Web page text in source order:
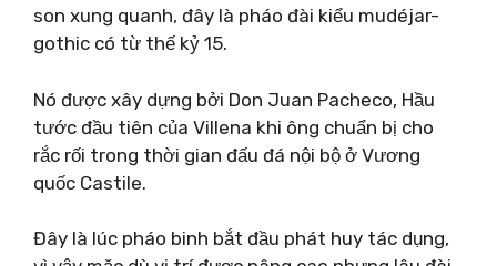
son xung quanh, đây là pháo đài kiểu mudéjar-
gothic có từ thế kỷ 15.
Nó được xây dựng bởi Don Juan Pacheco, Hầu
tước đầu tiên của Villena khi ông chuẩn bị cho
rắc rối trong thời gian đấu đá nội bộ ở Vương
quốc Castile.
Đây là lúc pháo binh bắt đầu phát huy tác dụng,